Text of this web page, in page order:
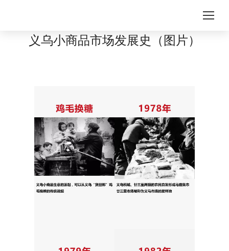
义乌小商品市场发展史（图片）